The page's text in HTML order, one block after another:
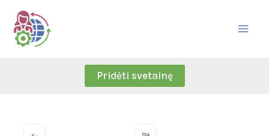
Skip
content
Pridėti svetainę